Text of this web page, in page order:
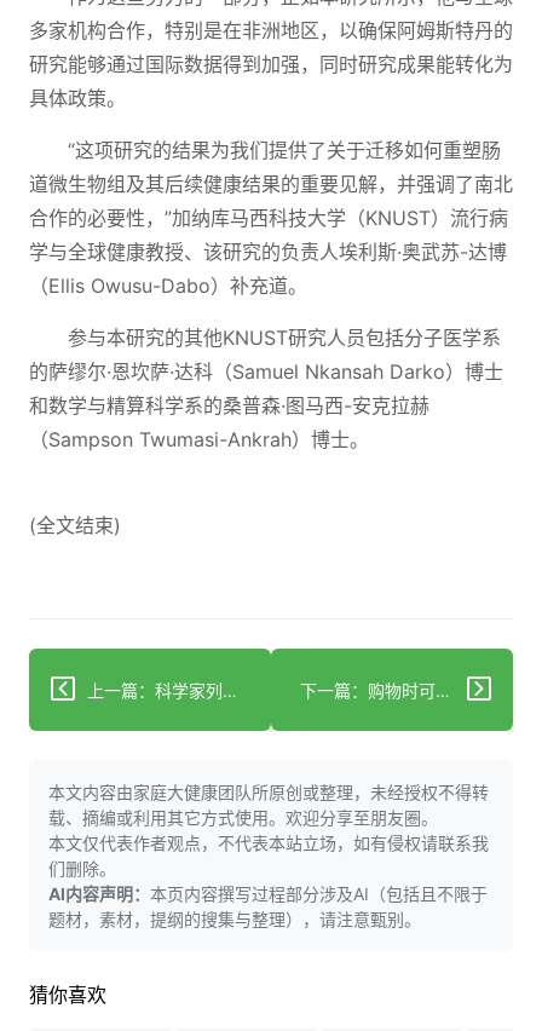
多家机构合作，特别是在非洲地区，以确保阿姆斯特丹的
研究能够通过国际数据得到加强，同时研究成果能转化为
具体政策。
“这项研究的结果为我们提供了关于迁移如何重塑肠
道微生物组及其后续健康结果的重要见解，并强调了南北
合作的必要性，”加纳库马西科技大学（KNUST）流行病
学与全球健康教授、该研究的负责人埃利斯·奥武苏-达博
（Ellis Owusu-Dabo）补充道。
参与本研究的其他KNUST研究人员包括分子医学系
的萨缪尔·恩坎萨·达科（Samuel Nkansah Darko）博士
和数学与精算科学系的桑普森·图马西-安克拉赫
（Sampson Twumasi-Ankrah）博士。
(全文结束)
上一篇：科学家列出三种可“降低痴呆风险”的练习 下一篇：购物时可能发现痴呆症的“明确信号”——症状全列表
本文内容由家庭大健康团队所原创或整理，未经授权不得转
载、摘编或利用其它方式使用。欢迎分享至朋友圈。
本文仅代表作者观点，不代表本站立场，如有侵权请联系我
们删除。
AI内容声明： 本页内容撰写过程部分涉及AI（包括且不限于
题材，素材，提纲的搜集与整理），请注意甄别。
猜你喜欢